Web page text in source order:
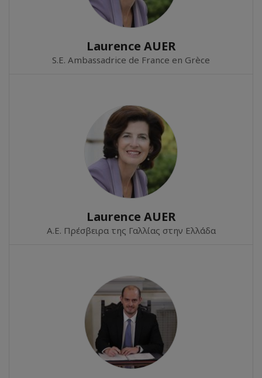
Laurence AUER
S.E. Ambassadrice de France en Grèce
Laurence AUER
Α.Ε. Πρέσβειρα της Γαλλίας στην Ελλάδα